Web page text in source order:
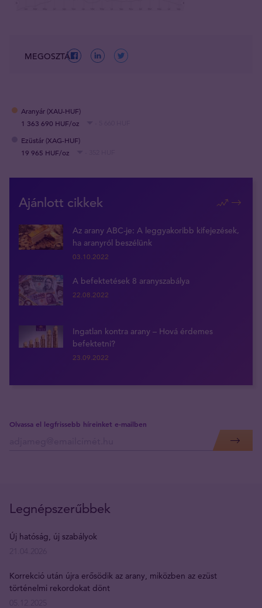
MEGOSZTÁS
Aranyár (XAU-HUF)
1 363 690 HUF/oz
Ezüstár (XAG-HUF)
19 965 HUF/oz
Ajánlott cikkek
Az arany ABC-je: A leggyakoribb kifejezések,
ha aranyról beszélünk
03.10.2022
A befektetések 8 aranyszabálya
22.08.2022
Ingatlan kontra arany – Hová érdemes
befektetni?
23.09.2022
Olvassa el legfrissebb híreinket e-mailben
Legnépszerűbbek
Új hatóság, új szabályok
Korrekció után újra erősödik az arany, miközben az ezüst
történelmi rekordokat dönt